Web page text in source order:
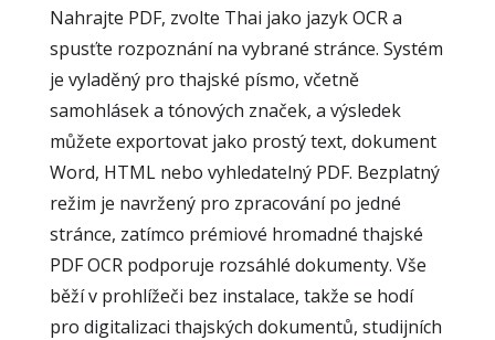
Nahrajte PDF, zvolte Thai jako jazyk OCR a
spusťte rozpoznání na vybrané stránce. Systém
je vyladěný pro thajské písmo, včetně
samohlásek a tónových značek, a výsledek
můžete exportovat jako prostý text, dokument
Word, HTML nebo vyhledatelný PDF. Bezplatný
režim je navržený pro zpracování po jedné
stránce, zatímco prémiové hromadné thajské
PDF OCR podporuje rozsáhlé dokumenty. Vše
běží v prohlížeči bez instalace, takže se hodí
pro digitalizaci thajských dokumentů, studijních